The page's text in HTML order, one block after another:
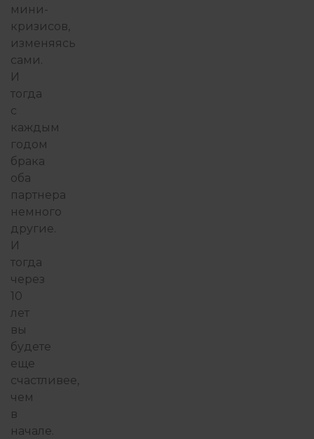
мини-
кризисов,
изменяясь
сами.
И
тогда
с
каждым
годом
брака
оба
партнера
немного
другие.
И
тогда
через
10
лет
вы
будете
еще
счастливее,
чем
в
начале.